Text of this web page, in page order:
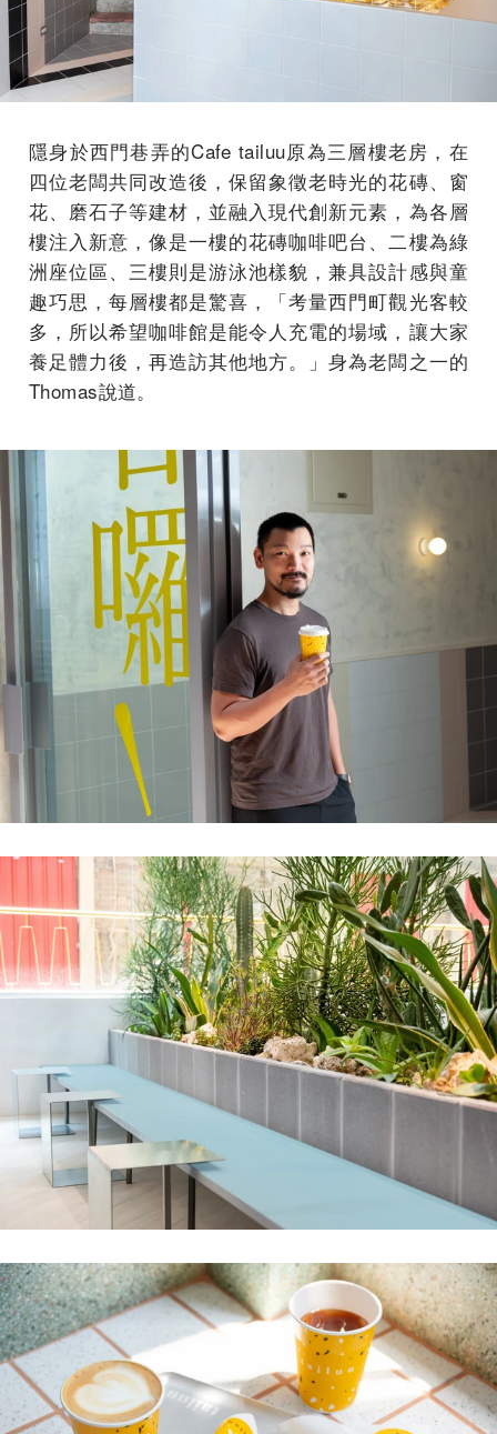
隱身於西門巷弄的Cafe tailuu原為三層樓老房，在
四位老闆共同改造後，保留象徵老時光的花磚、窗
花、磨石子等建材，並融入現代創新元素，為各層
樓注入新意，像是一樓的花磚咖啡吧台、二樓為綠
洲座位區、三樓則是游泳池樣貌，兼具設計感與童
趣巧思，每層樓都是驚喜，「考量西門町觀光客較
多，所以希望咖啡館是能令人充電的場域，讓大家
養足體力後，再造訪其他地方。」身為老闆之一的
Thomas說道。